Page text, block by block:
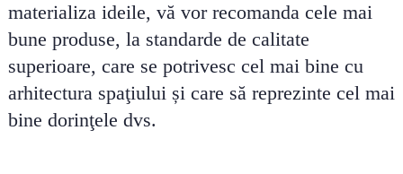
materializa ideile, vă vor recomanda cele mai
bune produse, la standarde de calitate
superioare, care se potrivesc cel mai bine cu
arhitectura spaţiului și care să reprezinte cel mai
bine dorinţele dvs.